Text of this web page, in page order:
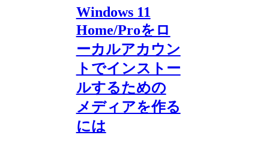
Windows 11
Home/Proをロ
ーカルアカウン
トでインストー
ルするための
メディアを作る
には